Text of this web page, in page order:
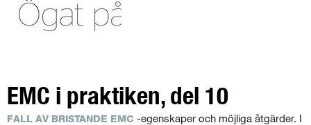
EMC i praktiken, del 10
FALL AV BRISTANDE EMC -egenskaper och möjliga åtgärder. I